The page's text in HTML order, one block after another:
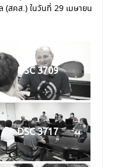
สคส.) ในวันที่ 29 เมษายน
DSC 3709
DSC 3717